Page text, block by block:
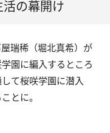
の幕開け
瑞稀（堀北真希）が
園に編入するところ
て桜咲学園に潜入
とに。